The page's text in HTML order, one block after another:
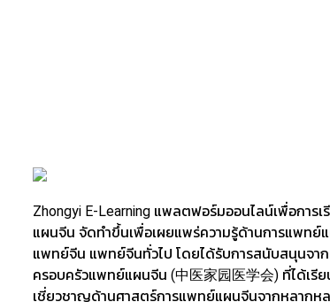
Zhongyi E-Learning แพลตฟอร์มออนไลน์เพื่อการ
แผนจีน จัดทำขึ้นเพื่อเผยแพร่ความรู้ด้านการแพทย์
แพทย์จีน แพทย์จีนทั่วไป โดยได้รับการสนับสนุนจา
ครอบครัวแพทย์แผนจีน (中医家园医学会) ที่ได้เรี
เชี่ยวชาญด้านศาสตร์การแพทย์แผนจีนจากหลากหล